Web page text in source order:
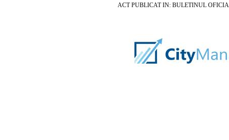
ACT PUBLICAT IN: BULETINUL